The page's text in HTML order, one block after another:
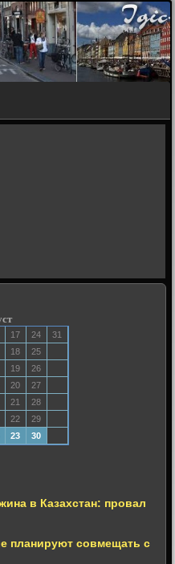
17 24
31
18
25
19
26
20
27
21
28
22
29
23 30
в Казахстан: провал
планируют совмещать с